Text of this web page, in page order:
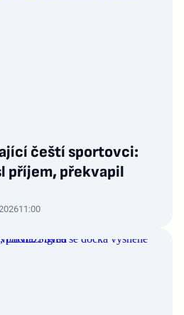
čeští sportovci:
příjem, překvapil
11:00